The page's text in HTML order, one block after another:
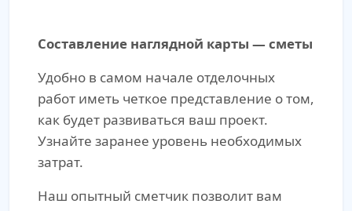
Составление наглядной карты — сметы
Удобно в самом начале отделочных
работ иметь четкое представление о том,
как будет развиваться ваш проект.
Узнайте заранее уровень необходимых
затрат.
Наш опытный сметчик позволит вам